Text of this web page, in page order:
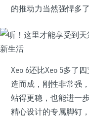
的推动力当然强悍多了
Xeo 6还比Xeo 5多了
造而成，刚性非常强
站得更稳，也能进一
精心设计的专属脚钉